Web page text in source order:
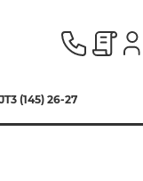
(145) 26-27